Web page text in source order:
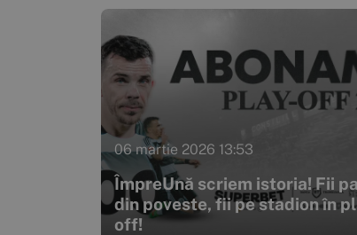
06 martie 2026 13:53
ÎmpreUnă scriem istoria! Fii
din poveste, fii pe stadion în
off!